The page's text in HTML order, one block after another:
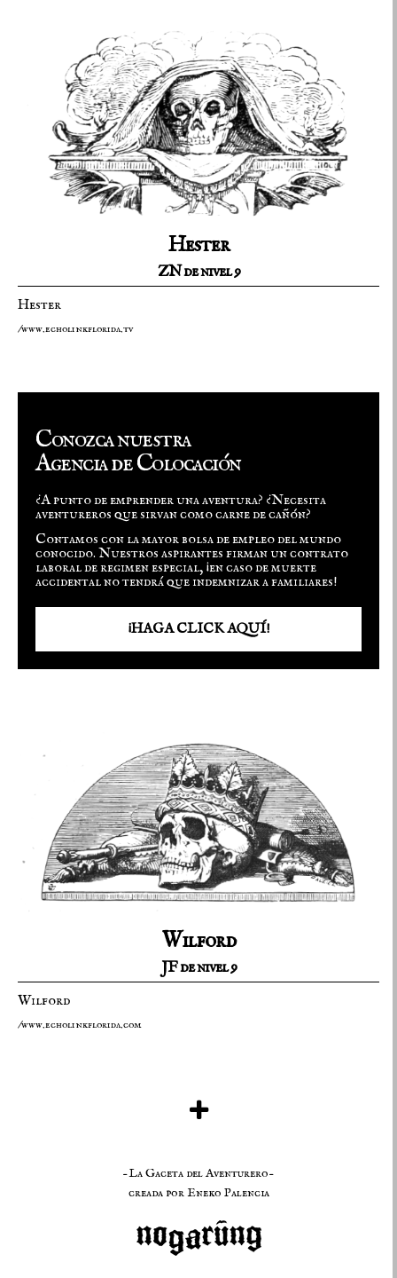
Hester
ZN de nivel 9
Hester
/www.echolinkflorida.tv
Conozca nuestra
Agencia de Colocación
¿A punto de emprender una aventura? ¿Necesita
aventureros que sirvan como carne de cañón?
Contamos con la mayor bolsa de empleo del mundo
conocido. Nuestros aspirantes firman un contrato
laboral de regimen especial, ¡en caso de muerte
accidental no tendrá que indemnizar a familiares!
¡HAGA CLICK AQUÍ!
Wilford
JF de nivel 9
Wilford
/www.echolinkflorida.com
-La Gaceta del Aventurero-
creada porEneko Palencia